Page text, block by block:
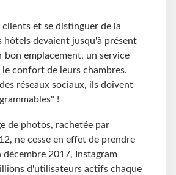
clients et se distinguer de la
hôtels devaient jusqu'à présent
bon emplacement, un service
confort de leurs chambres.
réseaux sociaux, ils doivent
!
de photos, rachetée par
ne cesse en effet de prendre
décembre 2017, Instagram
d'utilisateurs actifs chaque